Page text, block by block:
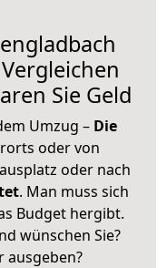
Sie Geld
Umzug – Die
oder von
oder nach
. Man muss sich
Budget hergibt.
wünschen Sie?
ausgeben?